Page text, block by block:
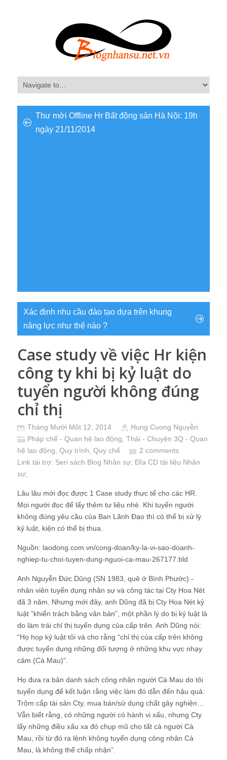
Thư mời Offline Hr Bất động sản Hà Nội: 19h
ngày 21/11/2014
Xác định nhu cầu đào tạo dựa trên khung
năng lực như thế nào ?
Case study về việc Hr kiện
công ty khi bị kỷ luật do
tuyển người không đúng
chỉ thị
Tháng Mười Một 12, 2014
Hung Cuong Nguyễn
Pháp chế - Quan hệ lao động Thải - Chuyện 3Q - Quan
hệ lao động, Quy trình, Quy chế
2 comments
Link tài trợ: Seri sách Blog Nhân sự; Đĩa CD tài liệu Nhân
sự;
Lâu lâu mới đọc được 1 Case study thực tế cho các HR.
Mọi người đọc để lấy thêm tư liệu nhé. Khi tuyển người
không đúng yêu cầu của Ban Lãnh Đạo thì có thể bị xử lý
kỷ luật, kiện có thể bị thua.
Nguồn: laodong.com.vn/cong-doan/ky-la-vi-sao-doanh-
nghiep-tu-choi-tuyen-dung-nguoi-ca-mau-267177.bld
Anh Nguyễn Đức Dũng (SN 1983, quê ở Bình Phước) -
nhân viên tuyển dụng nhân sự và công tác tại Cty Hoa Nét
đã 3 năm. Nhưng mới đây, anh Dũng đã bị Cty Hoa Nét kỷ
luật “khiển trách bằng văn bản”, một phần lý do bị kỷ luật là
do làm trái chỉ thị tuyển dụng của cấp trên. Anh Dũng nói:
“Họ họp kỷ luật tôi và cho rằng “chỉ thị của cấp trên không
được tuyển dụng những đối tượng ở những khu vực nhạy
cảm (Cà Mau)”.
Họ đưa ra bản danh sách công nhân người Cà Mau do tôi
tuyển dụng để kết luận rằng việc làm đó dẫn đến hậu quả:
Trộm cắp tài sản Cty, mua bán/sử dụng chất gây nghiện…
Vẫn biết rằng, có những người có hành vi xấu, nhưng Cty
lấy những điều xấu xa đó chụp mũ cho tất cả người Cà
Mau, rồi từ đó ra lệnh không tuyển dụng công nhân Cà
Mau, là không thể chấp nhận”.